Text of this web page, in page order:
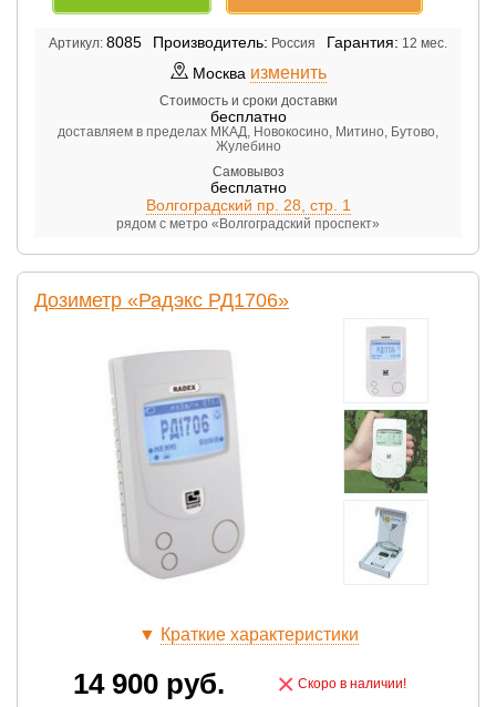
Артикул: 8085 Производитель: Россия Гарантия: 12 мес.
Москва изменить
Стоимость и сроки доставки
бесплатно
доставляем в пределах МКАД, Новокосино, Митино, Бутово,
Жулебино
Самовывоз
бесплатно
Волгоградский пр. 28, стр. 1
рядом с метро «Волгоградский проспект»
Дозиметр «Радэкс РД1706»
▼ Краткие характеристики
14 900 руб. × Скоро в наличии!